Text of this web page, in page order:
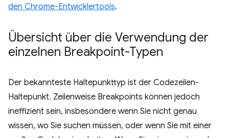
den Chrome-Entwicklertools.
Übersicht über die Verwendung der
einzelnen Breakpoint-Typen
Der bekannteste Haltepunkttyp ist der Codezeilen-
Haltepunkt. Zeilenweise Breakpoints können jedoch
ineffizient sein, insbesondere wenn Sie nicht genau
wissen, wo Sie suchen müssen, oder wenn Sie mit einer